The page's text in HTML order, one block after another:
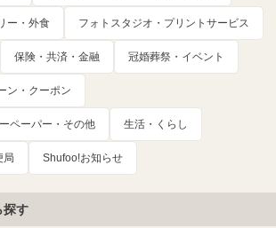
ー・外食 フォトスタジオ・プリントサービス
保険・共済・金融 冠婚葬祭・イベント
ン・クーポン
ペーパー・その他 生活・くらし
局 Shufoo!お知らせ
探す